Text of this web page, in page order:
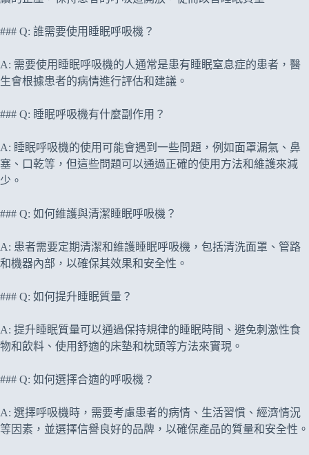
### Q: 誰需要使用睡眠呼吸機？
A: 需要使用睡眠呼吸機的人通常是患有睡眠窒息症的患者，醫
生會根據患者的病情進行評估和建議。
### Q: 睡眠呼吸機有什麼副作用？
A: 睡眠呼吸機的使用可能會遇到一些問題，例如面罩漏氣、鼻
塞、口乾等，但這些問題可以通過正確的使用方法和維護來減
少。
### Q: 如何維護與清潔睡眠呼吸機？
A: 患者需要定期清潔和維護睡眠呼吸機，包括清洗面罩、管路
和機器內部，以確保其效果和安全性。
### Q: 如何提升睡眠質量？
A: 提升睡眠質量可以通過保持規律的睡眠時間、避免刺激性食
物和飲料、使用舒適的床墊和枕頭等方法來實現。
### Q: 如何選擇合適的呼吸機？
A: 選擇呼吸機時，需要考慮患者的病情、生活習慣、經濟情況
等因素，並選擇信譽良好的品牌，以確保產品的質量和安全性。